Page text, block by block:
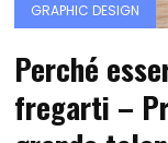
GRAPHIC DESIGN
Perché
fregarti –